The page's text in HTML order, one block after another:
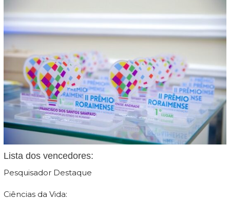
Lista dos vencedores:
Pesquisador Destaque
Ciências da Vida: